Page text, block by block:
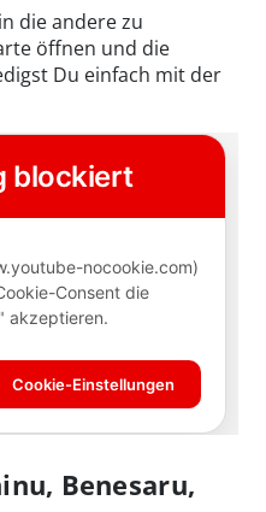
die andere zu
öffnen und die
Du einfach mit der
Benesaru,